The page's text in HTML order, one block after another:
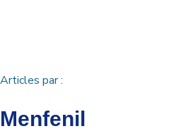
Articles par :
Menfenil